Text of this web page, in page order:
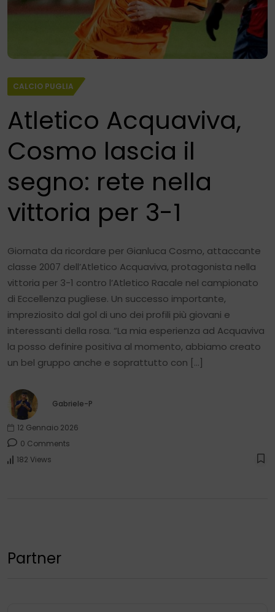
CALCIO PUGLIA
Atletico Acquaviva,
Cosmo lascia il
segno: rete nella
vittoria per 3-1
Giornata da ricordare per Gianluca Cosmo, attaccante
classe 2007 dell’Atletico Acquaviva, protagonista nella
vittoria per 3-1 contro l’Atletico Racale nel campionato
di Eccellenza pugliese. Un successo importante,
impreziosito dal gol di uno dei profili più giovani e
interessanti della rosa. “La mia esperienza ad Acquaviva
la posso definire positiva al momento, abbiamo creato
un bel gruppo anche e soprattutto con […]
Gabriele-P
12 Gennaio 2026
0 Comments
182 Views
Partner